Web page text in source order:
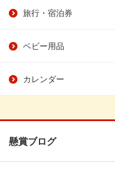
旅行・宿泊券
ベビー用品
カレンダー
懸賞ブログ